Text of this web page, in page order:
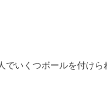
でいくつボールを付けら